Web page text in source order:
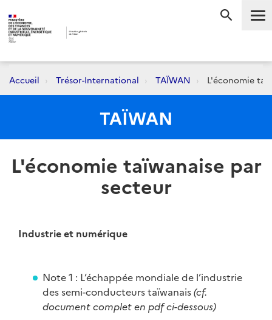
Accueil Trésor-International TAÏWAN L'économie
TAÏWAN
L'économie taïwanaise par
secteur
Industrie et numérique
Note 1 : L’échappée mondiale de l’industrie
des semi-conducteurs taïwanais(cf.
document complet en pdf ci-dessous)